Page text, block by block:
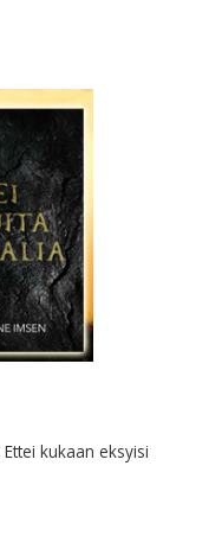
Ettei kukaan eksyisi